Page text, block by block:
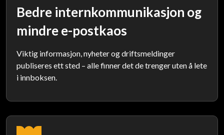
Bedre internkommunikasjon og
mindre e-postkaos
Viktig informasjon, nyheter og driftsmeldinger
publiseres ett sted – alle finner det de trenger uten å lete
i innboksen.